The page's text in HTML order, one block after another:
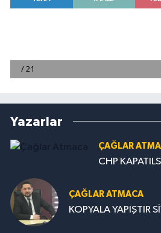
Yazarlar
ÇAĞLAR
CHP
ÇAĞLAR ATMACA
KOPYALA YAPIŞTIR